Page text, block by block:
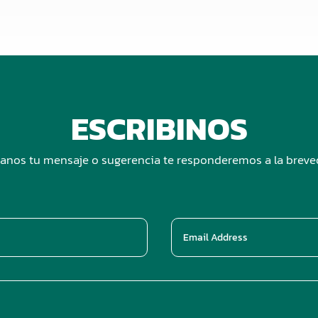
ESCRIBINOS
tu mensaje o sugerencia te responderemos a la